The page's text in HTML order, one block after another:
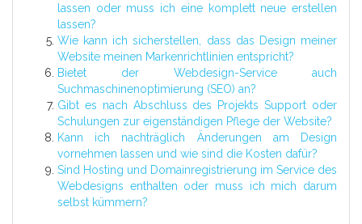
lassen oder muss ich eine komplett neue erstellen
lassen?
Wie kann ich sicherstellen, dass das Design meiner
Website meinen Markenrichtlinien entspricht?
Bietet der Webdesign-Service auch
Suchmaschinenoptimierung (SEO) an?
Gibt es nach Abschluss des Projekts Support oder
Schulungen zur eigenständigen Pflege der Website?
Kann ich nachträglich Änderungen am Design
vornehmen lassen und wie sind die Kosten dafür?
Sind Hosting und Domainregistrierung im Service des
Webdesigns enthalten oder muss ich mich darum
selbst kümmern?